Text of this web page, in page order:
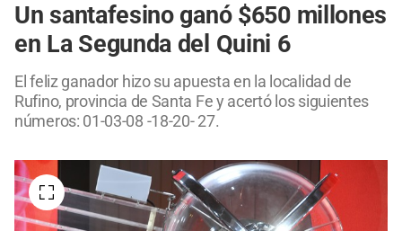
Un santafesino ganó $650 millones
en La Segunda del Quini 6
El feliz ganador hizo su apuesta en la localidad de
Rufino, provincia de Santa Fe y acertó los siguientes
números: 01-03-08 -18-20- 27.